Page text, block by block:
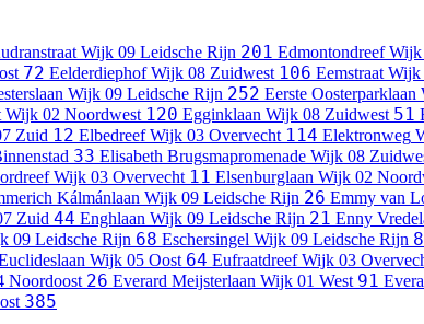
Wijk 09 Leidsche Rijn 201 Edmontondreef Wijk
72 Eelderdiephof Wijk 08 Zuidwest 106 Eemstraat Wijk
Wijk 09 Leidsche Rijn 252 Eerste Oosterparklaan
Wijk 02 Noordwest 120 Egginklaan Wijk 08 Zuidwest 51
Zuid 12 Elbedreef Wijk 03 Overvecht 114 Elektronweg
33 Elisabeth Brugsmapromenade Wijk 08
Wijk 03 Overvecht 11 Elsenburglaan Wijk 02
Kálmánlaan Wijk 09 Leidsche Rijn 26 Emmy van
Zuid 44 Enghlaan Wijk 09 Leidsche Rijn 21 Enny
09 Leidsche Rijn 68 Eschersingel Wijk 09 Leidsche Rijn
Wijk 05 Oost 64 Eufraatdreef Wijk 03
Noordoost 26 Everard Meijsterlaan Wijk 01 West 91
385